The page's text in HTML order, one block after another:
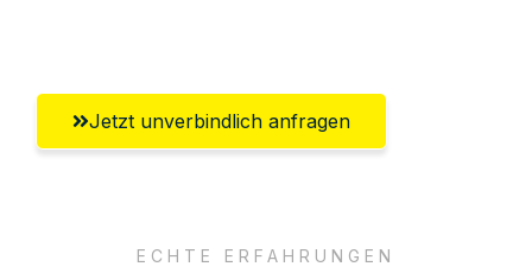
Jetzt unverbindlich anfragen
ECHTE ERFAHRUNGEN